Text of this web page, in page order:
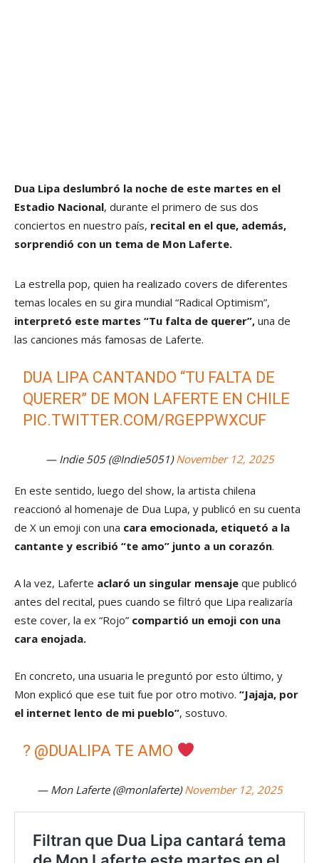
Dua Lipa deslumbró la noche de este martes en el
Estadio Nacional, durante el primero de sus dos
conciertos en nuestro país, recital en el que, además,
sorprendió con un tema de Mon Laferte.
La estrella pop, quien ha realizado covers de diferentes
temas locales en su gira mundial “Radical Optimism”,
interpretó este martes “Tu falta de querer”, una de
las canciones más famosas de Laferte.
DUA LIPA CANTANDO “TU FALTA DE
QUERER” DE MON LAFERTE EN CHILE
PIC.TWITTER.COM/RGEPPWXCUF
— Indie 505 (@Indie5051)November 12, 2025
En este sentido, luego del show, la artista chilena
reaccionó al homenaje de Dua Lupa, y publicó en su cuenta
de X un emoji con una cara emocionada, etiquetó a la
cantante y escribió “te amo” junto a un corazón.
A la vez, Laferte aclaró un singular mensaje que publicó
antes del recital, pues cuando se filtró que Lipa realizaría
este cover, la ex “Rojo” compartió un emoji con una
cara enojada.
En concreto, una usuaria le preguntó por esto último, y
Mon explicó que ese tuit fue por otro motivo. “Jajaja, por
el internet lento de mi pueblo”, sostuvo.
? @DUALIPA TE AMO
— Mon Laferte (@monlaferte)November 12, 2025